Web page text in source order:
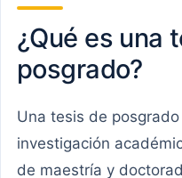
¿Qué es una
posgrado?
Una tesis de
investigación
de maestría y